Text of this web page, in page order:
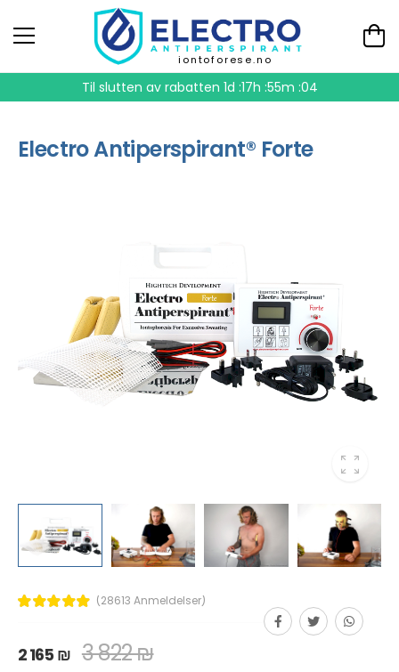
iontoforese.no
Til slutten av rabatten1d :17h :55m :03
Electro Antiperspirant® Forte
(28613 Anmeldelser)
2 165 ₪ 3 822 ₪